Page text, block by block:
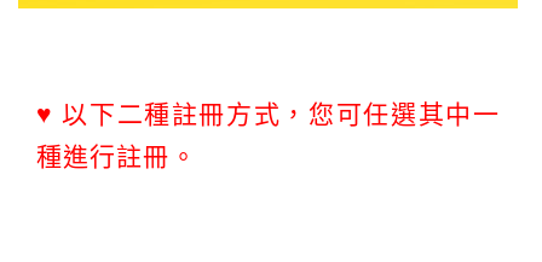
♥ 以下二種註冊方式，您可任選其中一
種進行註冊。